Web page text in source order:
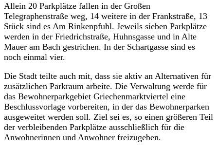
Allein 20 Parkplätze fallen in der Großen
Telegraphenstraße weg, 14 weitere in der Frankstraße, 13
Stück sind es Am Rinkenpfuhl. Jeweils sieben Parkplätze
werden in der Friedrichstraße, Huhnsgasse und in Alte
Mauer am Bach gestrichen. In der Schartgasse sind es
noch einmal vier.
Die Stadt teilte auch mit, dass sie aktiv an Alternativen für
zusätzlichen Parkraum arbeite. Die Verwaltung werde für
das Bewohnerparkgebiet Griechenmarktviertel eine
Beschlussvorlage vorbereiten, in der das Bewohnerparken
ausgeweitet werden soll. Ziel sei es, so einen größeren Teil
der verbleibenden Parkplätze ausschließlich für die
Anwohnerinnen und Anwohner freizugeben.